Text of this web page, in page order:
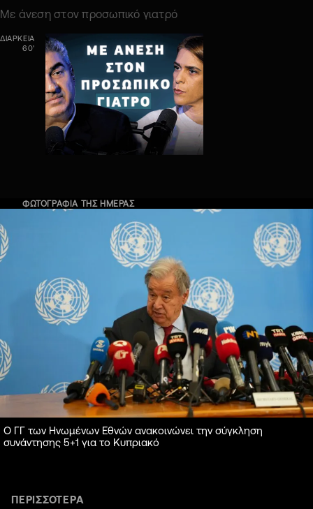
Με άνεση στον προσωπικό γιατρό
ΔΙΑΡΚΕΙΑ
60'
ΦΩΤΟΓΡΑΦΙΑ ΤΗΣ ΗΜΕΡΑΣ
Ο ΓΓ των Ηνωμένων Εθνών ανακοινώνει την σύγκληση
συνάντησης 5+1 για το Κυπριακό
ΠΕΡΙΣΣΟΤΕΡΑ